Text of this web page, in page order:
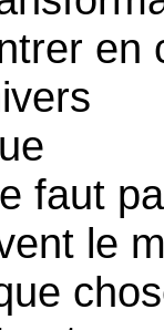
en
faut
le